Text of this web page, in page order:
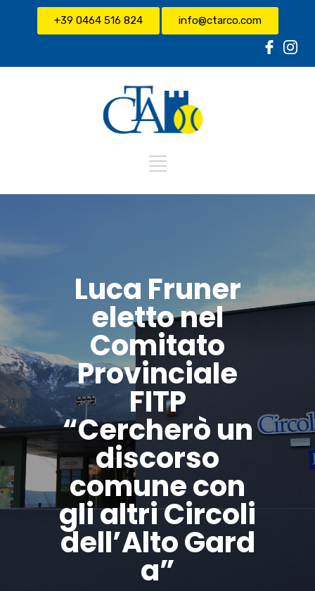
+39 0464 516 824 info@ctarco.com
Luca Fruner
eletto nel
Comitato
Provinciale
FITP
“Cercherò un
discorso
comune con
gli altri Circoli
dell’Alto Gard
a”